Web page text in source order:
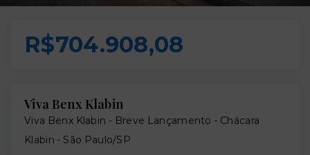
R$704.908,08
Viva Benx Klabin
Viva Benx Klabin - Breve Lançamento - Chácara
Klabin - São Paulo/SP